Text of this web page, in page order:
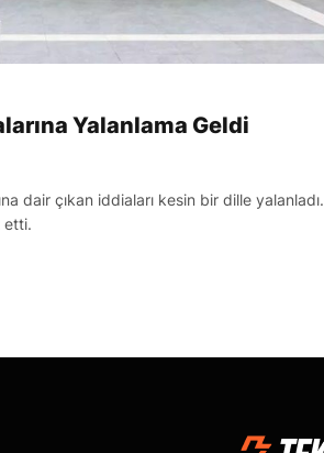
Yalanlama Geldi
dair çıkan iddiaları kesin bir dille yalanladı.
etti.